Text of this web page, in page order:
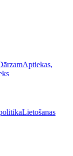
Aptiekas,
Lietošanas